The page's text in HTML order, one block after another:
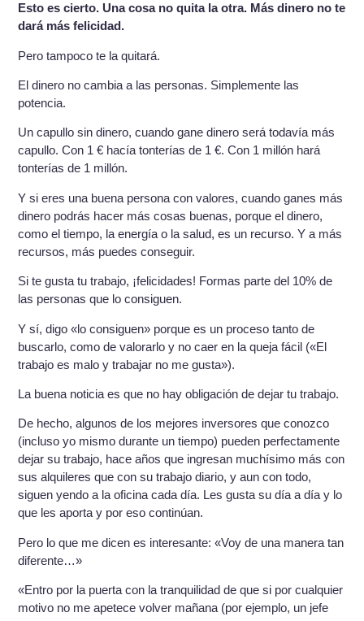
Esto es cierto. Una cosa no quita la otra. Más dinero no te
dará más felicidad.
Pero tampoco te la quitará.
El dinero no cambia a las personas. Simplemente las
potencia.
Un capullo sin dinero, cuando gane dinero será todavía más
capullo. Con 1 € hacía tonterías de 1 €. Con 1 millón hará
tonterías de 1 millón.
Y si eres una buena persona con valores, cuando ganes más
dinero podrás hacer más cosas buenas, porque el dinero,
como el tiempo, la energía o la salud, es un recurso. Y a más
recursos, más puedes conseguir.
Si te gusta tu trabajo, ¡felicidades! Formas parte del 10% de
las personas que lo consiguen.
Y sí, digo «lo consiguen» porque es un proceso tanto de
buscarlo, como de valorarlo y no caer en la queja fácil («El
trabajo es malo y trabajar no me gusta»).
La buena noticia es que no hay obligación de dejar tu trabajo.
De hecho, algunos de los mejores inversores que conozco
(incluso yo mismo durante un tiempo) pueden perfectamente
dejar su trabajo, hace años que ingresan muchísimo más con
sus alquileres que con su trabajo diario, y aun con todo,
siguen yendo a la oficina cada día. Les gusta su día a día y lo
que les aporta y por eso continúan.
Pero lo que me dicen es interesante: «Voy de una manera tan
diferente…»
«Entro por la puerta con la tranquilidad de que si por cualquier
motivo no me apetece volver mañana (por ejemplo, un jefe